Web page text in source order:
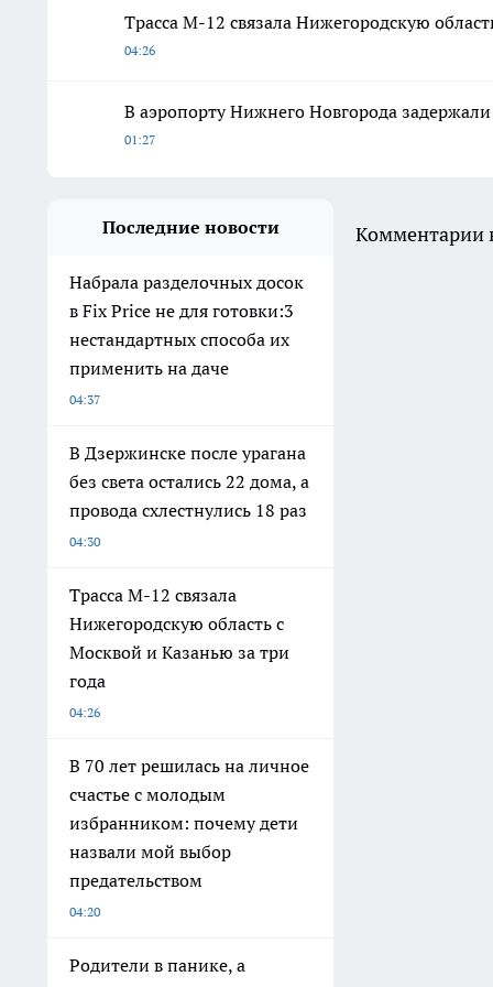
Трасса М-12 связала Нижегородскую
04:26
В аэропорту Нижнего Новгорода
01:27
Последние новости
Набрала разделочных досок
в Fix Price не для готовки:3
нестандартных способа их
применить на даче
04:37
В Дзержинске после урагана
без света остались 22 дома, а
провода схлестнулись 18 раз
04:30
Трасса М-12 связала
Нижегородскую область с
Москвой и Казанью за три
года
04:26
В 70 лет решилась на личное
счастье с молодым
избранником: почему дети
назвали мой выбор
предательством
04:20
Родители в панике, а
Комментарии